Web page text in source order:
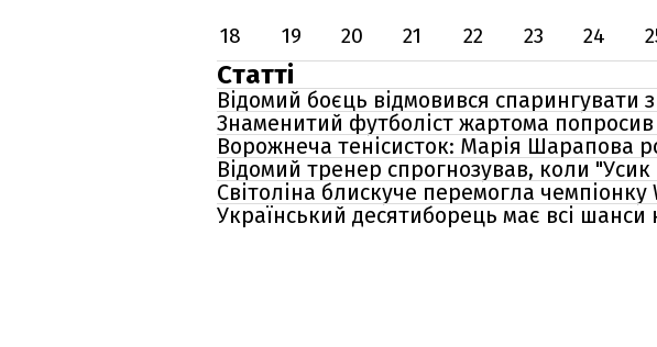
18
19 20 21 22 23 24
Статті
Відомий боєць відмовився спарингувати
Знаменитий футболіст жартома
Ворожнеча тенісисток: Марія Шарапова
Відомий тренер спрогнозував, коли
Світоліна блискуче перемогла
Український десятиборець має всі шанси